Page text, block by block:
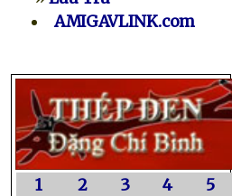
AMIGAVLINK.com
1 2 3 4
5